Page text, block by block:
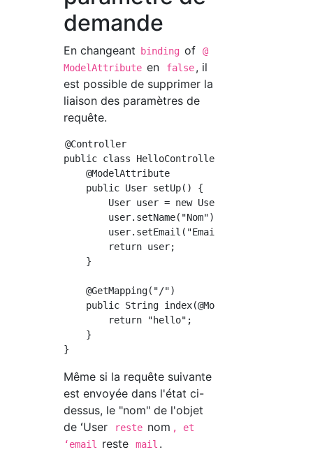
demande
En changeant binding of
@
ModelAttribute en false, il
est possible de supprimer la
liaison des paramètres de
requête.
@Controller
public class HelloController {
    @ModelAttribute
    public User setUp() {
        User user = new User();
        user.setName("Nom");
        user.setEmail("Email");
        return user;
    }
    @GetMapping("/")
public String
        return "hello";
    }
Même si la requête suivante
est envoyée dans l'état ci-
dessus, le "nom" de l'objet
de ʻUser
reste nom , et
ʻemail
reste mail .